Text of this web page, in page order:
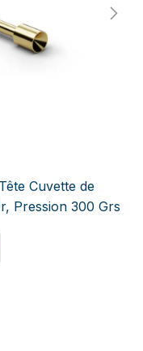
Cuvette de
Pression 300 Grs